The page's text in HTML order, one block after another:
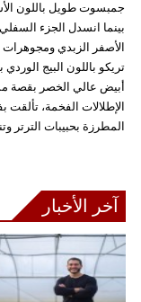
جمبسوت طويل باللون
بينما انسدل الجزء
الأصفر الزبدي
تريكو باللون البيج
أبيض عالي الخصر بقصة
الإطلالات الفخمة،
المطرزة بحبيبات الترتر
آخر الأخبار